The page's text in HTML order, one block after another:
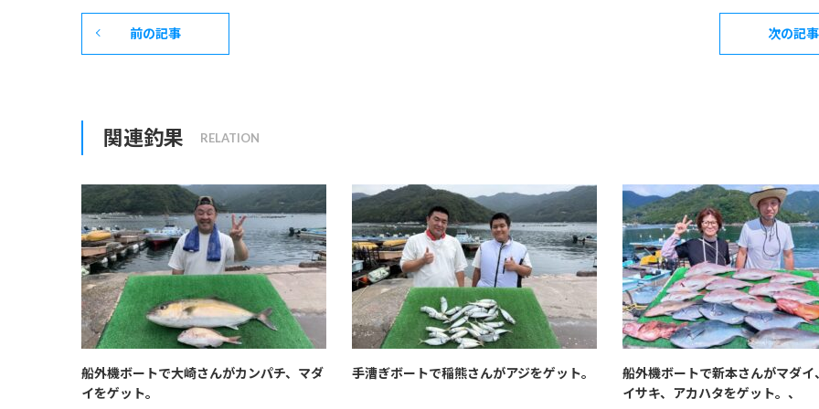
前の記事 次の記事
関連釣果
船外機ボートで大崎さんがカンパチ、マダ
イをゲット。
手漕ぎボートで稲熊さんがアジをゲット。
船外機ボートで新本さんがマダイ
イサキ、アカハタをゲット。、